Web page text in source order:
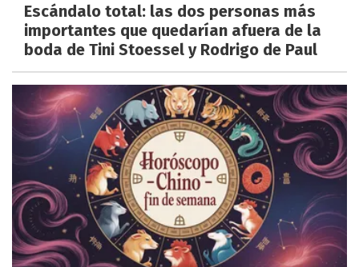
Escándalo total: las dos personas más
importantes que quedarían afuera de la
boda de Tini Stoessel y Rodrigo de Paul